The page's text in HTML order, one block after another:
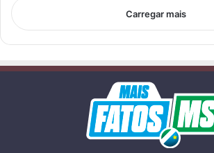
Carregar mais